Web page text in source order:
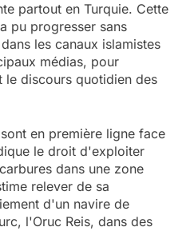
partout en Turquie. Cette
pu progresser sans
les canaux islamistes
médias, pour
le discours quotidien des
en première ligne face
le droit d'exploiter
dans une zone
relever de sa
d'un navire de
l'Oruc Reis, dans des